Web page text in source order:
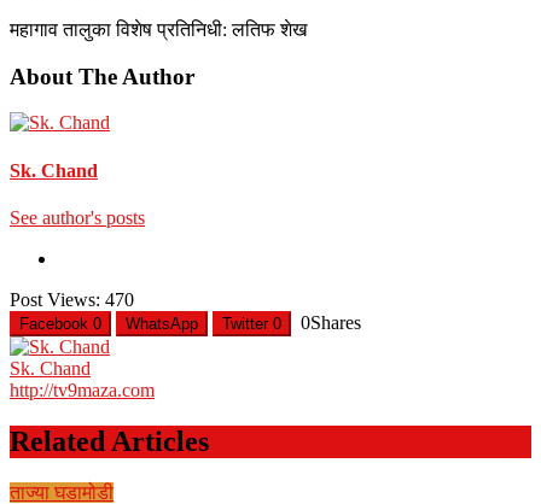
महागाव तालुका विशेष प्रतिनिधी: लतिफ शेख
About The Author
Sk. Chand
See author's posts
Post Views: 470
Facebook 0 WhatsApp Twitter 0 0Shares
Sk. Chand
http://tv9maza.com
Related Articles
ताज्या घडामोडी